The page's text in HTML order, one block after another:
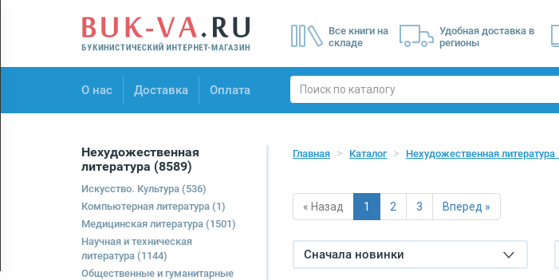
Все книги на
складе
Удобная доставка в
регионы
О нас Доставка Оплата
О нас
Нехудожественная
литература (8589)
Искусство. Культура (536)
Компьютерная литература (1)
Медицинская литература (1501)
Научная и техническая
литература (1144)
Общественные и гуманитарные
Главная Каталог Нехудожественная литература
« Назад 1 2 3 Вперед »
Сначала новинки